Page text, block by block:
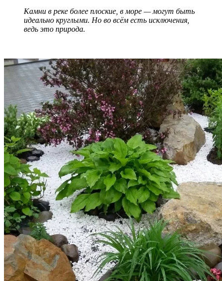
Камни в реке более плоские, в море — могут быть
идеально круглыми. Но во всём есть исключения,
ведь это природа.